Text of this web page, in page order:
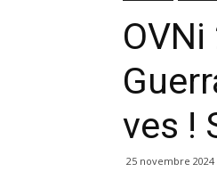
ves !
25 novembre 2024